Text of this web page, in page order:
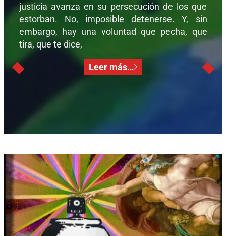
justicia avanza en su persecución de los que
estorban. No, imposible detenerse. Y, sin
embargo, hay una voluntad que pecha, que
tira, que te dice,
Leer más…